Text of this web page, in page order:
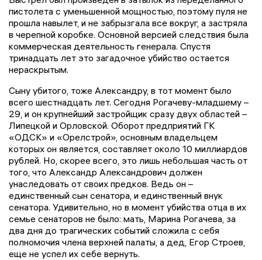
пистолета с уменьшенной мощностью, поэтому пуля не
прошла навылет, и не забрызгала все вокруг, а застряла
в черепной коробке. Основной версией следствия была
коммерческая деятельность генерала. Спустя
тринадцать лет это загадочное убийство остается
нераскрытым.
Сыну убитого, тоже Александру, в тот момент было
всего шестнадцать лет. Сегодня Рогачеву-младшему –
29, и он крупнейший застройщик сразу двух областей –
Липецкой и Орловской. Оборот предприятий ГК
«ОДСК» и «Орелстрой», основным владельцем
которых он является, составляет около 10 миллиардов
рублей. Но, скорее всего, это лишь небольшая часть от
того, что Александр Александрович должен
унаследовать от своих предков. Ведь он –
единственный сын сенатора, и единственный внук
сенатора. Удивительно, но в момент убийства отца в их
семье сенаторов не было: мать, Марина Рогачева, за
два дня до трагических событий сложила с себя
полномочия члена верхней палаты, а дед, Егор Строев,
еще не успел их себе вернуть.